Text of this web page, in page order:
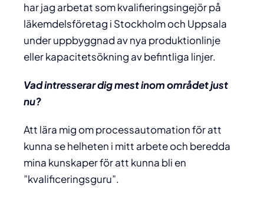
har jag arbetat som kvalifieringsingejör på
läkemdelsföretag i Stockholm och Uppsala
under uppbyggnad av nya produktionlinje
eller kapacitetsökning av befintliga linjer.
Vad intresserar dig mest inom området just
nu?
Att lära mig om processautomation för att
kunna se helheten i mitt arbete och beredda
mina kunskaper för att kunna bli en
”kvalificeringsguru”.